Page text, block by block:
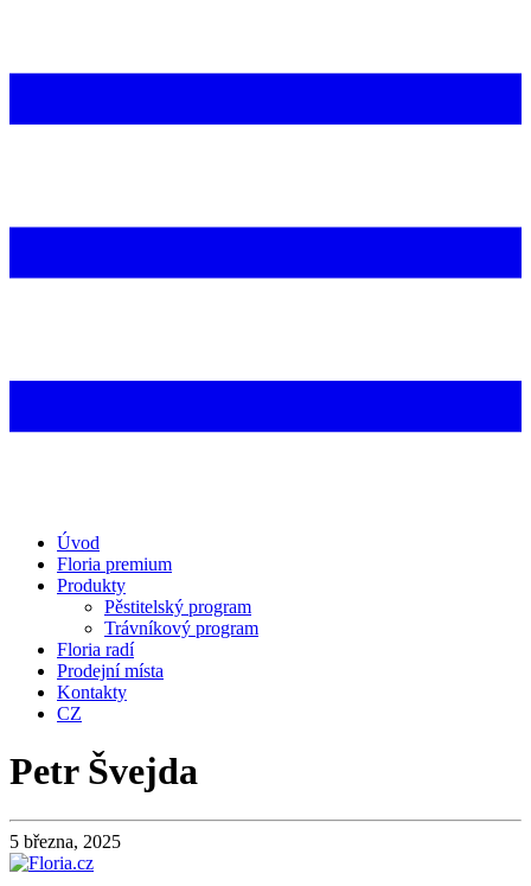
Úvod
Floria premium
Produkty
Pěstitelský program
Trávníkový program
Floria radí
Prodejní místa
Kontakty
CZ
Petr Švejda
5 března, 2025